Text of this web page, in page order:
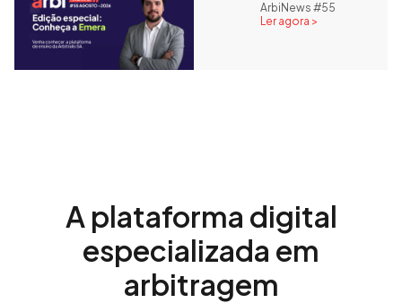
ArbiNews #55
Ler agora >
A plataforma digital
especializada em
arbitragem